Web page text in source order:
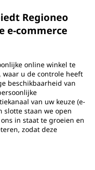
Regioneo
e-commerce
online winkel te
waar u de controle heeft
beschikbaarheid van
van uw keuze (e-
slotte staan ​​we open
in staat te groeien en
zodat deze